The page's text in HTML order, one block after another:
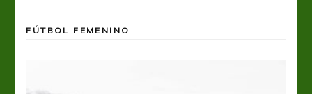
FÚTBOL FEMENINO